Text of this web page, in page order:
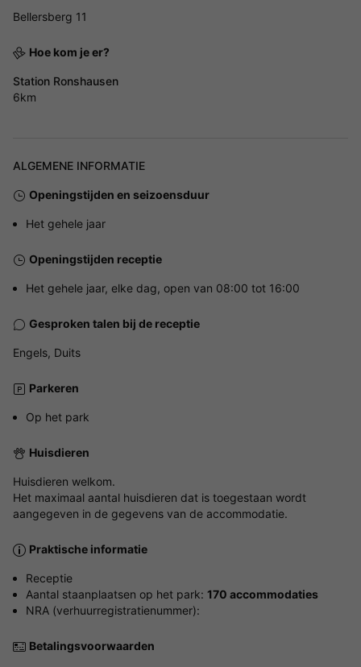
Bellersberg 11
Hoe kom je er?
Station Ronshausen
6km
ALGEMENE INFORMATIE
Openingstijden en seizoensduur
Het gehele jaar
Openingstijden receptie
Het gehele jaar, elke dag, open van 08:00 tot 16:00
Gesproken talen bij de receptie
Engels, Duits
Parkeren
Op het park
Huisdieren
Huisdieren welkom.
Het maximaal aantal huisdieren dat is toegestaan wordt
aangegeven in de gegevens van de accommodatie.
Praktische informatie
Receptie
Aantal staanplaatsen op het park: 170 accommodaties
NRA (verhuurregistratienummer):
Betalingsvoorwaarden